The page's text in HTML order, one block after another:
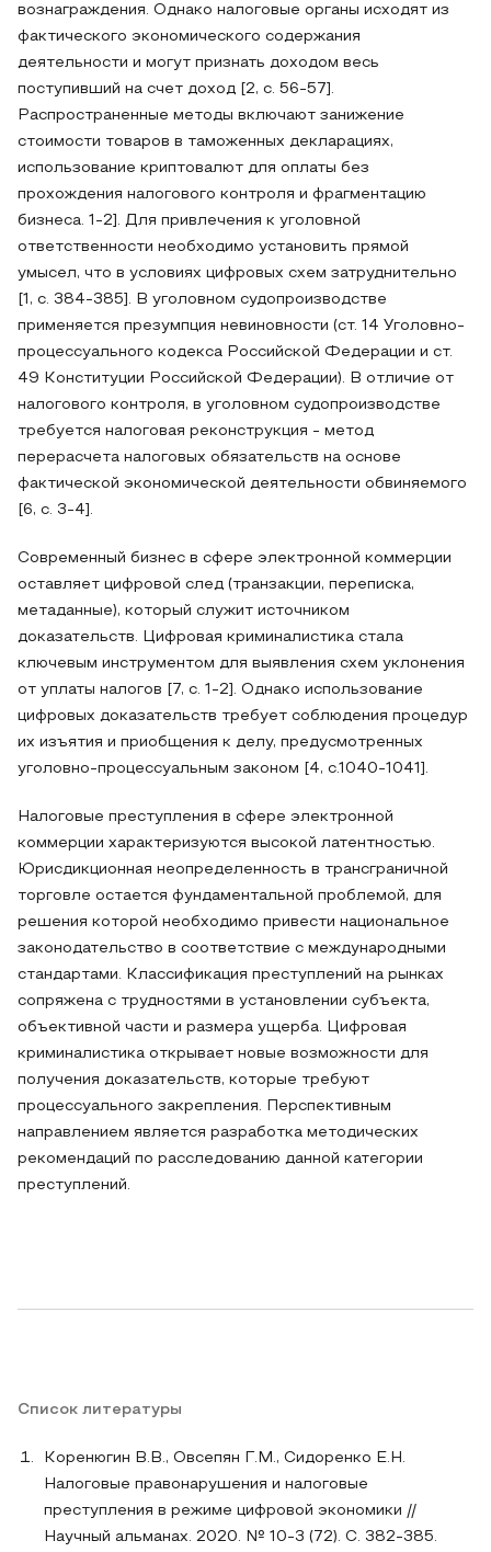
вознаграждения. Однако налоговые органы исходят из
фактического экономического содержания
деятельности и могут признать доходом весь
поступивший на счет доход [2, с. 56-57].
Распространенные методы включают занижение
стоимости товаров в таможенных декларациях,
использование криптовалют для оплаты без
прохождения налогового контроля и фрагментацию
бизнеса. 1-2]. Для привлечения к уголовной
ответственности необходимо установить прямой
умысел, что в условиях цифровых схем затруднительно
[1, с. 384-385]. В уголовном судопроизводстве
применяется презумпция невиновности (ст. 14 Уголовно-
процессуального кодекса Российской Федерации и ст.
49 Конституции Российской Федерации). В отличие от
налогового контроля, в уголовном судопроизводстве
требуется налоговая реконструкция - метод
перерасчета налоговых обязательств на основе
фактической экономической деятельности обвиняемого
[6, с. 3-4].
Современный бизнес в сфере электронной коммерции
оставляет цифровой след (транзакции, переписка,
метаданные), который служит источником
доказательств. Цифровая криминалистика стала
ключевым инструментом для выявления схем уклонения
от уплаты налогов [7, с. 1-2]. Однако использование
цифровых доказательств требует соблюдения процедур
их изъятия и приобщения к делу, предусмотренных
уголовно-процессуальным законом [4, с.1040-1041].
Налоговые преступления в сфере электронной
коммерции характеризуются высокой латентностью.
Юрисдикционная неопределенность в трансграничной
торговле остается фундаментальной проблемой, для
решения которой необходимо привести национальное
законодательство в соответствие с международными
стандартами. Классификация преступлений на рынках
сопряжена с трудностями в установлении субъекта,
объективной части и размера ущерба. Цифровая
криминалистика открывает новые возможности для
получения доказательств, которые требуют
процессуального закрепления. Перспективным
направлением является разработка методических
рекомендаций по расследованию данной категории
преступлений.
Список литературы
Коренюгин В.В., Овсепян Г.М., Сидоренко Е.Н.
Налоговые правонарушения и налоговые
преступления в режиме цифровой экономики //
Научный альманах. 2020. № 10-3 (72). С. 382-385.